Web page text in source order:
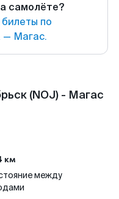
самолёте?
по
— Магас.
(NOJ) - Магас
км
между